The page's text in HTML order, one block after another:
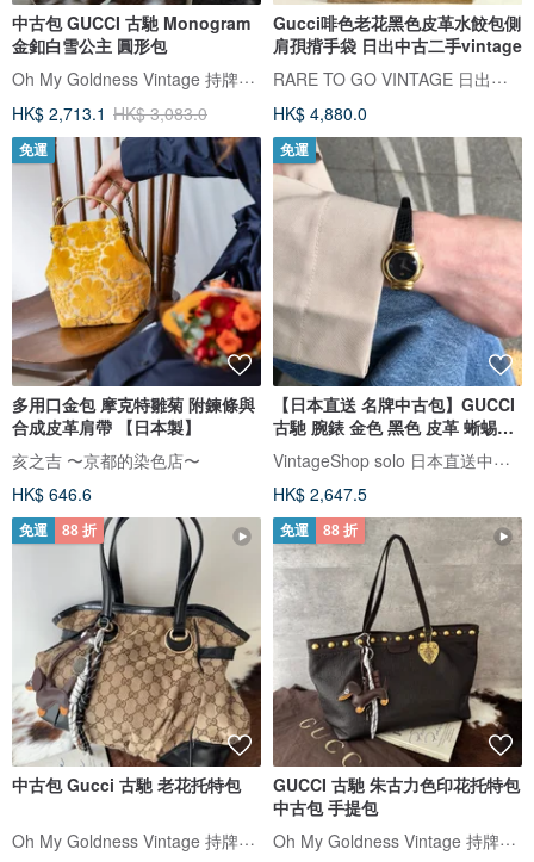
中古包 GUCCI 古馳 Monogram
金釦白雪公主 圓形包
Oh My Goldness Vintage 持牌鑑定師的中古選物店
HK$ 2,713.1 HK$ 3,083.0
Gucci啡色老花黑色皮革水餃包側
肩孭揹手袋 日出中古二手vintage
RARE TO GO VINTAGE 日出中古研究所 | 中古名牌選品店
HK$ 4,880.0
免運
多用口金包 摩克特雛菊 附鍊條與
合成皮革肩帶 【日本製】
亥之吉 〜京都的染色店〜
HK$ 646.6
免運
【日本直送 名牌中古包】GUCCI
古馳 腕錶 金色 黑色 皮革 蜥蜴壓
紋 石英 5300L vintage j7kah7VintageShop solo 日本直送中古包專賣店
HK$ 2,647.5
免運 88 折
中古包 Gucci 古馳 老花托特包
Oh My Goldness Vintage 持牌鑑定師的中古選物店
免運 88 折
GUCCI 古馳 朱古力色印花托特包
中古包 手提包
Oh My Goldness Vintage 持牌鑑定師的中古選物店